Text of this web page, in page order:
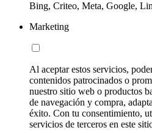
Bing, Criteo, Meta, Google,
Marketing
Al aceptar estos servicios,
contenidos patrocinados o
nuestro sitio web o productos
de navegación y compra,
éxito. Con tu consentimiento,
servicios de terceros en este